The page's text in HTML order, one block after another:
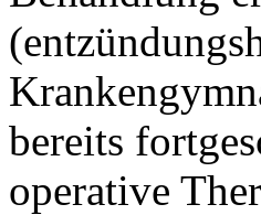
bereits
operative